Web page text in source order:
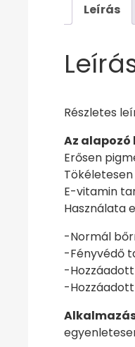
Leírás
Részletes
Az
Erősen
E-vitamin
Használata
-Normál
-Fényvédő
-
-